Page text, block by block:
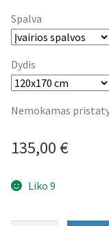
Spalva
Dydis
Nemokamas
135,00 €
Liko 9